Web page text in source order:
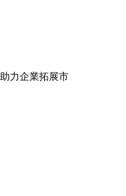
力企業拓展市